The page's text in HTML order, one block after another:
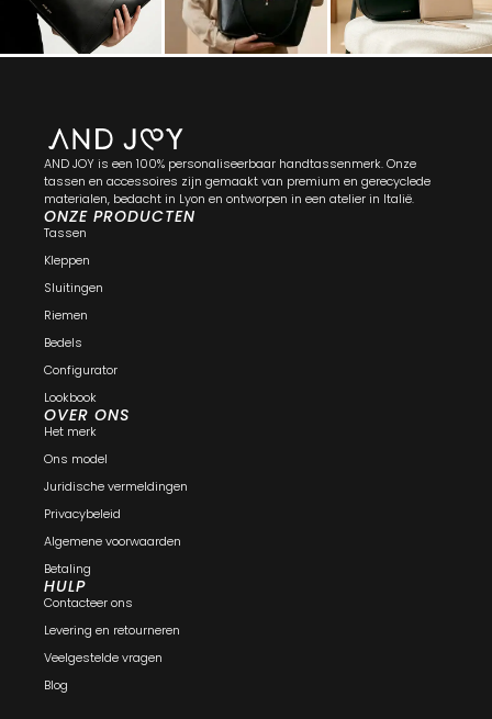
AND JOY is een 100% personaliseerbaar handtassenmerk. Onze
tassen en accessoires zijn gemaakt van premium en gerecyclede
materialen, bedacht in Lyon en ontworpen in een atelier in Italië.
ONZE PRODUCTEN
Tassen
Kleppen
Sluitingen
Riemen
Bedels
Configurator
Lookbook
OVER ONS
Het merk
Ons model
Juridische vermeldingen
Privacybeleid
Algemene voorwaarden
Betaling
HULP
Contacteer ons
Levering en retourneren
Veelgestelde vragen
Blog